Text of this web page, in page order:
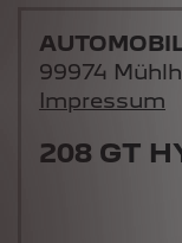
208 GT
99974
Impressum